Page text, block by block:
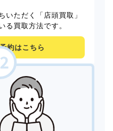
いただく「店頭買取」
る買取方法です。
約はこちら